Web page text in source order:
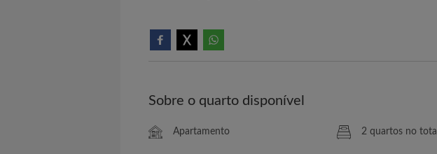
Sobre o quarto disponível
Apartamento 2 quartos no total